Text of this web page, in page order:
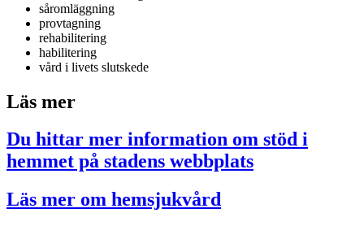
såromläggning
provtagning
rehabilitering
habilitering
vård i livets slutskede
Läs mer
Du hittar mer information om stöd i
hemmet på stadens webbplats
Läs mer om hemsjukvård